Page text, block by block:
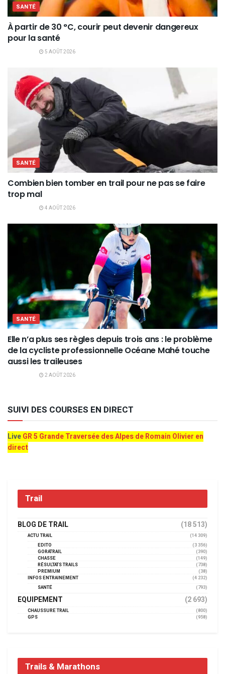
SANTÉ
À partir de 30 °C, courir peut devenir dangereux
pour la santé
5 AOÛT 2026
SANTÉ
Combien bien tomber en trail pour ne pas se faire
trop mal
4 AOÛT 2026
SANTÉ
Elle n’a plus ses règles depuis trois ans : le problème
de la cycliste professionnelle Océane Mahé touche
aussi les traileuses
2 AOÛT 2026
SUIVI DES COURSES EN DIRECT
LiveGR 5 Grande Traversée des Alpes de Romain Olivier en
direct
Trail
BLOG DE TRAIL (18 513)
ACTU TRAIL
(14 309)
EDITO
(3 356)
GORATRAIL
(390)
CHASSE
(149)
RÉSULTATS TRAILS
(738)
PREMIUM
(38)
INFOS ENTRAINEMENT
(4 232)
SANTÉ
(793)
EQUIPEMENT (2 693)
CHAUSSURE TRAIL
(800)
GPS
(958)
Trails & Marathons